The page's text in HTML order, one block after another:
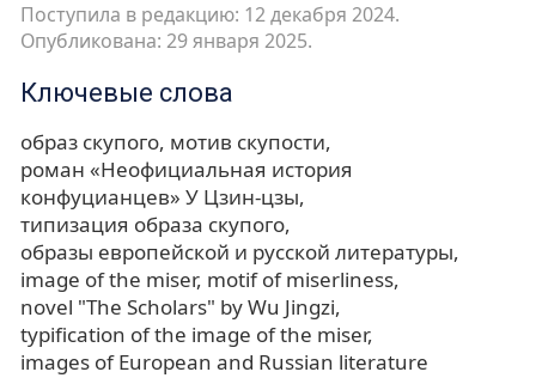
Поступила в редакцию: 12 декабря 2024.
Опубликована: 29 января 2025.
Ключевые слова
образ скупого мотив скупости
роман «Неофициальная история
конфуцианцев» У Цзин-цзы
типизация образа скупого
образы европейской и русской литературы
image of the miser motif of miserliness
novel "The Scholars" by Wu Jingzi
typification of the image of the miser
images of European and Russian literature